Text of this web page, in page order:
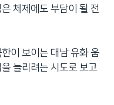
체제에도 부담이 될 전
이 보이는 대남 유화 움
늘리려는 시도로 보고